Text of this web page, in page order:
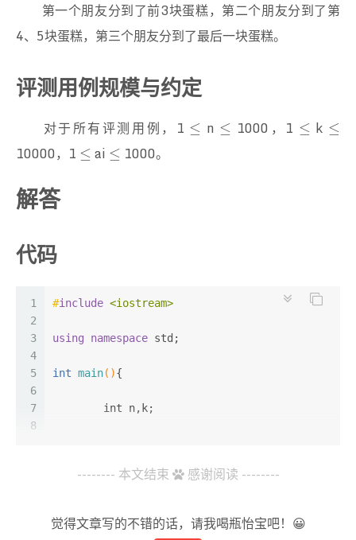
第一个朋友分到了前3块蛋糕，第二个朋友分到了第
4、5块蛋糕，第三个朋友分到了最后一块蛋糕。
评测用例规模与约定
对于所有评测用例，1 ≤
≤ n ≤
≤ 1000，1 ≤
≤ k ≤
≤
10000，1 ≤
≤ ai ≤
≤ 1000。
解答
代码
1
2
3
4
5
6
7
8
#include <iostream>
using namespace std;
int main(){
int n,k;
int sum,res;
for( int i=0;i<n;i++){
-------- 本文结束 感谢阅读 --------
觉得文章写的不错的话，请我喝瓶怡宝吧！😀